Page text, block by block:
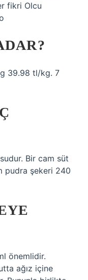
fikri Olcu
39.98 tl/kg. 7
Bir cam süt
pudra şekeri 240
önemlidir.
ağız içine